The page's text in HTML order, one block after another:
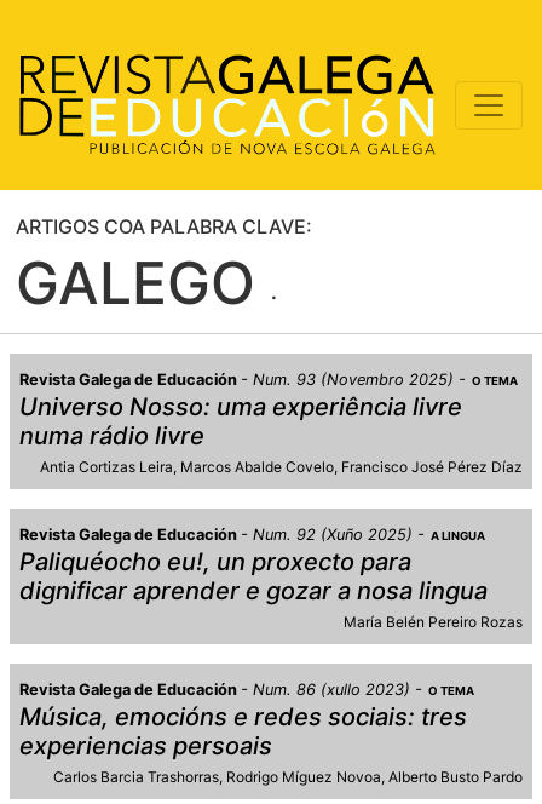
ARTIGOS COA PALABRA CLAVE:
GALEGO
Revista Galega de Educación Num. 93 (Novembro 2025) O TEMA
Universo Nosso: uma experiência livre
numa rádio livre
Antia Cortizas Leira Marcos Abalde Covelo Francisco José Pérez Díaz
Revista Galega de Educación Num. 92 (Xuño 2025) A LINGUA
Paliquéocho eu!, un proxecto para
dignificar aprender e gozar a nosa lingua
María Belén Pereiro Rozas
Revista Galega de Educación Num. 86 (xullo 2023) O TEMA
Música, emocións e redes sociais: tres
experiencias persoais
Carlos Barcia Trashorras Rodrigo Míguez Novoa Alberto Busto Pardo